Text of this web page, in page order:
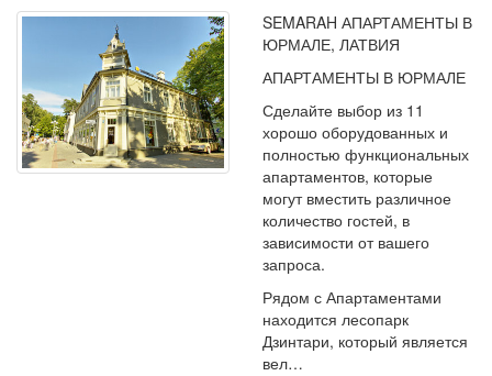
SEMARAH АПАРТАМЕНТЫ В
ЮРМАЛЕ, ЛАТВИЯ
АПАРТАМЕНТЫ В ЮРМАЛЕ
Сделайте выбор из 11
хорошо оборудованных и
полностью функциональных
апартаментов, которые
могут вместить различное
количество гостей, в
зависимости от вашего
запроса.
Рядом с Апартаментами
находится лесопарк
Дзинтари, который является
вел…